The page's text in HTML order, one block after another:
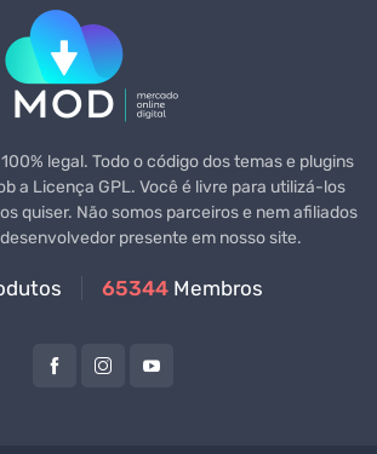
legal. Todo o código dos temas e plugins
a Licença GPL. Você é livre para utilizá-los
quiser. Não somos parceiros e nem afiliados
presente em nosso site.
65344 Membros